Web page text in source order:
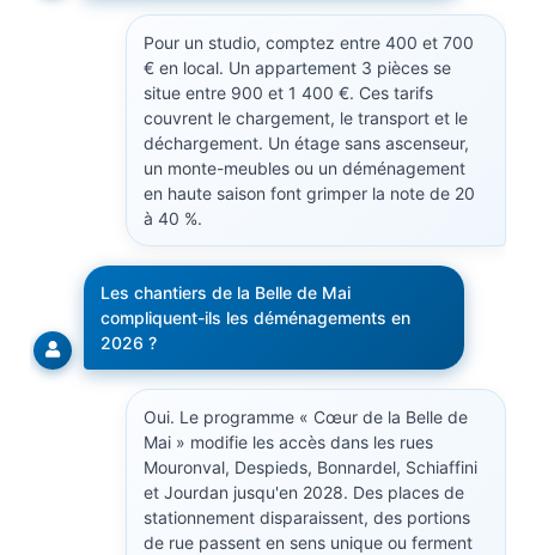
Pour un studio, comptez entre 400 et 700
€ en local. Un appartement 3 pièces se
situe entre 900 et 1 400 €. Ces tarifs
couvrent le chargement, le transport et le
déchargement. Un étage sans ascenseur,
un monte-meubles ou un déménagement
en haute saison font grimper la note de 20
à 40 %.
Les chantiers de la Belle de Mai
compliquent-ils les déménagements en
2026 ?
Oui. Le programme « Cœur de la Belle de
Mai » modifie les accès dans les rues
Mouronval, Despieds, Bonnardel, Schiaffini
et Jourdan jusqu'en 2028. Des places de
stationnement disparaissent, des portions
de rue passent en sens unique ou ferment